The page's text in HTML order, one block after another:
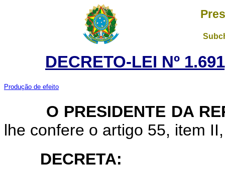
DECRETO-LEI Nº
Produção de efeito
O PRESIDENTE DA
lhe confere o artigo 55, item
DECRETA: